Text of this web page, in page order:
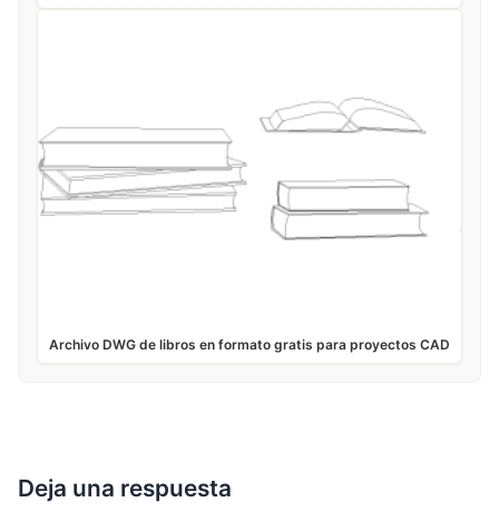
Archivo DWG de libros en formato gratis para proyectos CAD
Deja una respuesta